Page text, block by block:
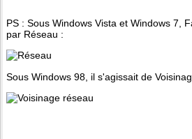
PS : Sous Windows Vista et Windows 7,
par Réseau :
Sous Windows 98, il s'agissait de